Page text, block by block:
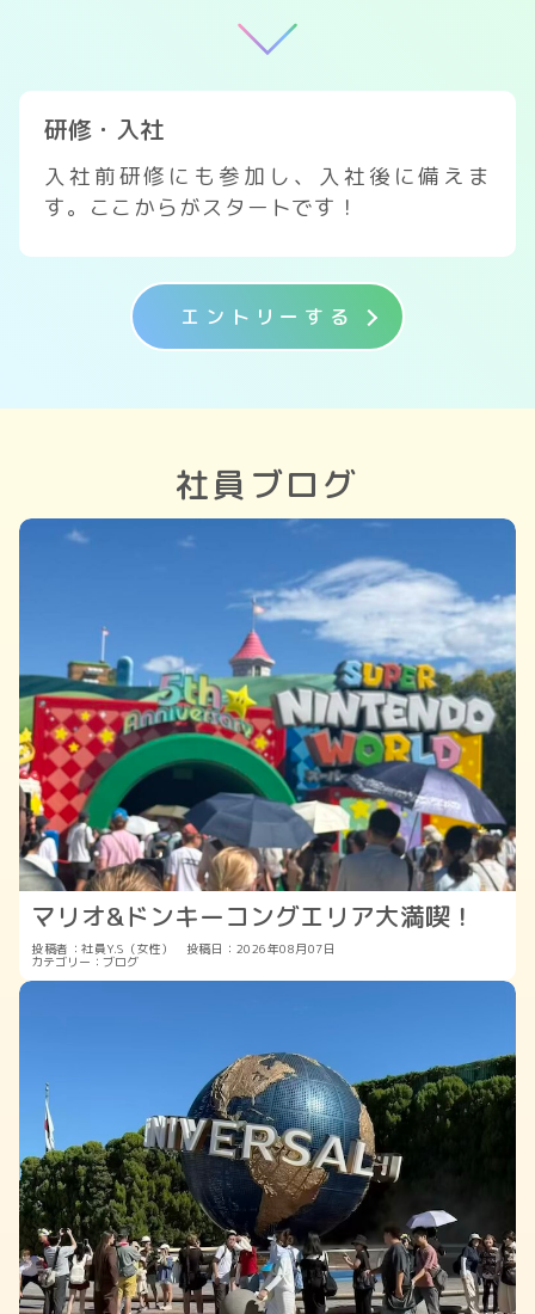
研修・入社
入社前研修にも参加し、入社後に備えま
す。ここからがスタートです！
エントリーする
社員ブログ
マリオ&ドンキーコングエリア大満喫！
投稿者：社員Y.S（女性） 投稿日：2026年08月07日
カテゴリー： ブログ